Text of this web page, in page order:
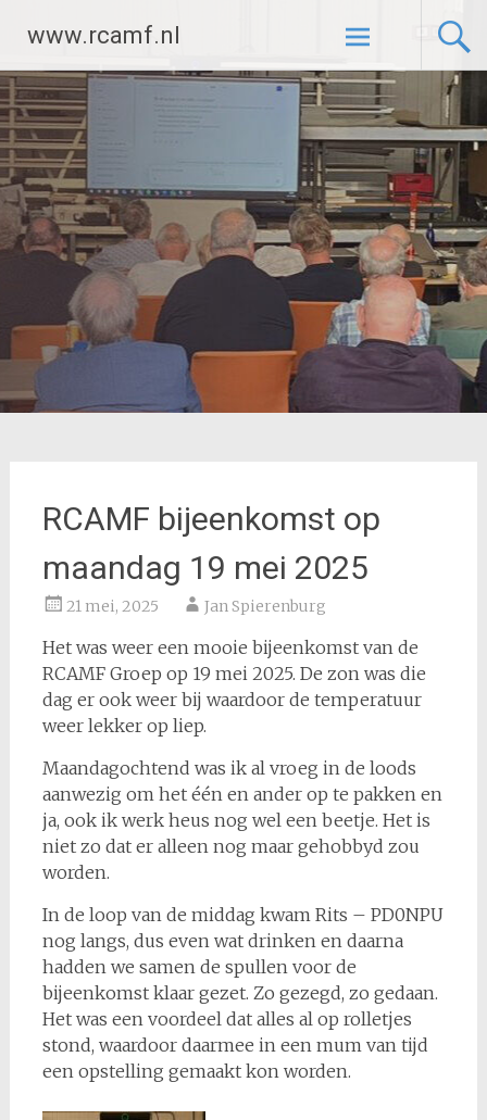
naar
de
inhoud
www.rcamf.nl
RCAMF bijeenkomst op
maandag 19 mei 2025
21 mei, 2025 Jan Spierenburg
Het was weer een mooie bijeenkomst van de
RCAMF Groep op 19 mei 2025. De zon was die
dag er ook weer bij waardoor de temperatuur
weer lekker op liep.
Maandagochtend was ik al vroeg in de loods
aanwezig om het één en ander op te pakken en
ja, ook ik werk heus nog wel een beetje. Het is
niet zo dat er alleen nog maar gehobbyd zou
worden.
In de loop van de middag kwam Rits – PD0NPU
nog langs, dus even wat drinken en daarna
hadden we samen de spullen voor de
bijeenkomst klaar gezet. Zo gezegd, zo gedaan.
Het was een voordeel dat alles al op rolletjes
stond, waardoor daarmee in een mum van tijd
een opstelling gemaakt kon worden.